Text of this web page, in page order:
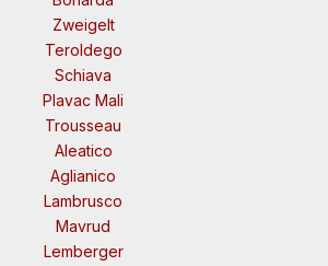
Zweigelt
Teroldego
Schiava
Plavac Mali
Trousseau
Aleatico
Aglianico
Lambrusco
Mavrud
Lemberger